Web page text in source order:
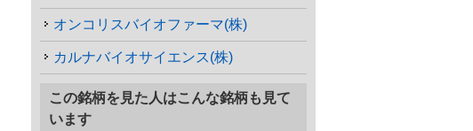
オンコリスバイオファーマ(株)
カルナバイオサイエンス(株)
この銘柄を見た人はこんな銘柄も見て
います